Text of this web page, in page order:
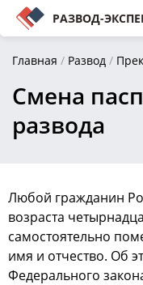
РАЗВОД-
Главная / Развод /
Смена
развода
Любой гражданин
возраста
самостоятельно
имя и отчество. Об
Федерального